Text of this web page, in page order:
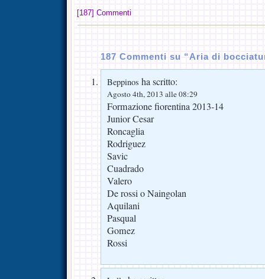
[187] Commenti
187 Commenti su “Aria di
Beppinos ha scritto:
Agosto 4th, 2013 alle 08:29
Formazione fiorentina 2013-14
Junior Cesar
Roncaglia
Rodriguez
Savic
Cuadrado
Valero
De rossi o Naingolan
Aquilani
Pasqual
Gomez
Rossi